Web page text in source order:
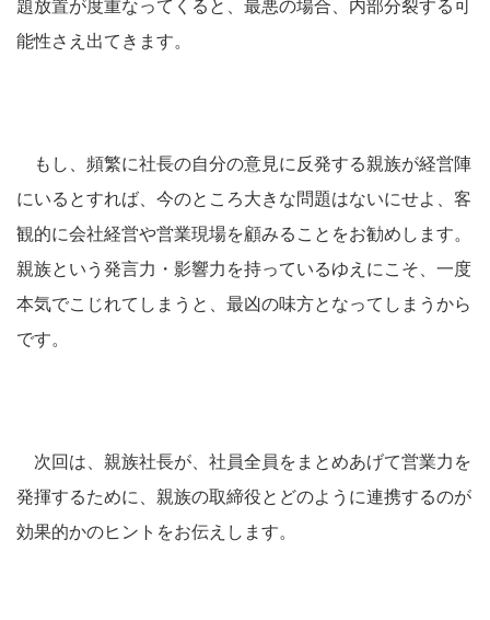
題放置が度重なってくると、最悪の場合、内部分裂する可
能性さえ出てきます。
もし、頻繁に社長の自分の意見に反発する親族が経営陣
にいるとすれば、今のところ大きな問題はないにせよ、客
観的に会社経営や営業現場を顧みることをお勧めします。
親族という発言力・影響力を持っているゆえにこそ、一度
本気でこじれてしまうと、最凶の味方となってしまうから
です。
次回は、親族社長が、社員全員をまとめあげて営業力を
発揮するために、親族の取締役とどのように連携するのが
効果的かのヒントをお伝えします。